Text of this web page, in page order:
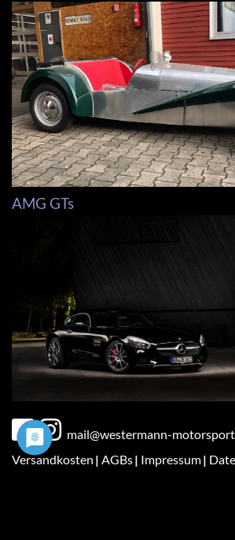
AMG GTs
Fußbereichsmenü
mail@westermann-
Versandkosten
AGBs Impressum